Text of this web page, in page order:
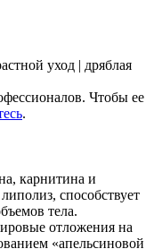
уход | дряблая
Чтобы ее
.
карнитина и
способствует
тела.
отложения на
«апельсиновой